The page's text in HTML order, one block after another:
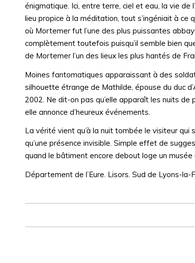
énigmatique. Ici, entre terre, ciel et eau, la vie
lieu propice à la méditation, tout s’ingéniait à
où Mortemer fut l’une des plus puissantes
complètement toutefois puisqu’il semble bien
de Mortemer l’un des lieux les plus hantés de
Moines fantomatiques apparaissant à des
silhouette étrange de Mathilde, épouse du duc
2002. Ne dit-on pas qu’elle apparaît les nuits de
elle annonce d’heureux événements.
La vérité vient qu’à la nuit tombée le visiteur qui
qu’une présence invisible. Simple effet de
quand le bâtiment encore debout loge un
Département de l’Eure. Lisors. Sud de Lyons-la-